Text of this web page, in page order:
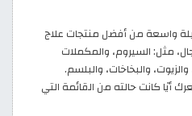
واسعة من أفضل منتجات علاج
مثل: السيروم، والمكملات
والبخاخات، والبلسم.
أيًا كانت حالته من القائمة التي